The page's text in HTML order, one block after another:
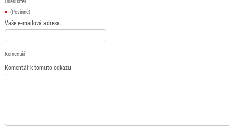
(Povinné)
Vaše e-mailová adresa.
Komentář
Komentář k tomuto odkazu